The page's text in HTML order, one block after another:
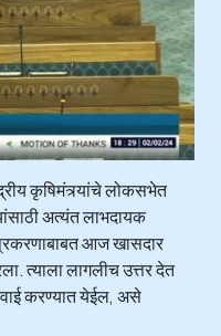
कृषिमंत्र्यांचे लोकसभेत
अत्यंत लाभदायक
आज खासदार
त्याला लागलीच उत्तर देत
करण्यात येईल, असे